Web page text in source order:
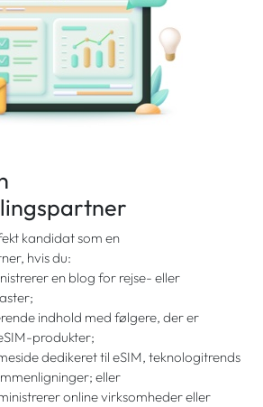
kandidat som en
hvis du:
en blog for rejse- eller
indhold med følgere, der er
produkter;
dedikeret til eSIM, teknologitrends
eller
online virksomheder eller